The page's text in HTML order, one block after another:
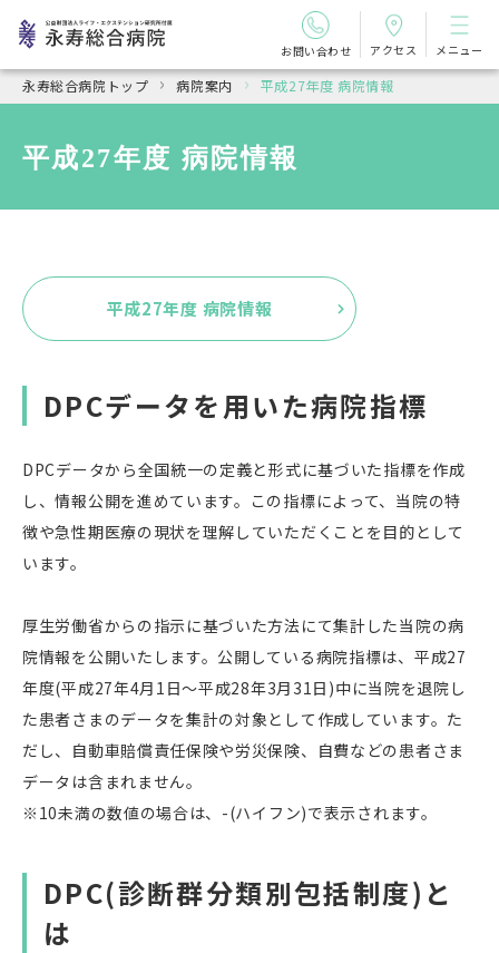
お問い合わせ アクセス メニュー
永寿総合病院トップ 病院案内 平成27年度 病院情報
平成27年度 病院情報
平成27年度 病院情報
DPCデータを用いた病院指標
DPCデータから全国統一の定義と形式に基づいた指標を作成
し、情報公開を進めています。この指標によって、当院の特
徴や急性期医療の現状を理解していただくことを目的として
います。
厚生労働省からの指示に基づいた方法にて集計した当院の病
院情報を公開いたします。公開している病院指標は、平成27
年度(平成27年4月1日～平成28年3月31日)中に当院を退院し
た患者さまのデータを集計の対象として作成しています。た
だし、自動車賠償責任保険や労災保険、自費などの患者さま
データは含まれません。
※10未満の数値の場合は、-(ハイフン)で表示されます。
DPC(診断群分類別包括制度)と
は